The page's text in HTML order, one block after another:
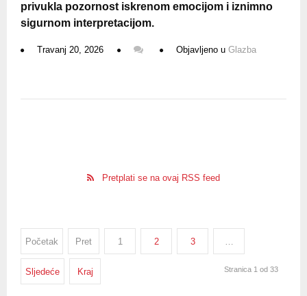
privukla pozornost iskrenom emocijom i iznimno
sigurnom interpretacijom.
Travanj 20, 2026 Objavljeno u Glazba
Pretplati se na ovaj RSS feed
Početak Pret 1 2 3 …
Sljedeće Kraj Stranica 1 od 33